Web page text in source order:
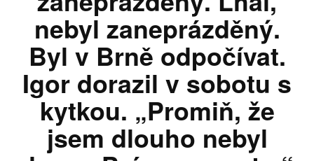
nebyl zaneprázděný.
Byl v Brně odpočívat.
Igor dorazil v sobotu s
kytkou. „Promiň, že
jsem dlouho nebyl